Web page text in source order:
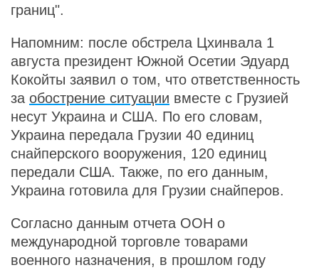
границ".
Напомним: после обстрела Цхинвала 1
августа президент Южной Осетии Эдуард
Кокойты заявил о том, что ответственность
за обострение ситуации вместе с Грузией
несут Украина и США. По его словам,
Украина передала Грузии 40 единиц
снайперского вооружения, 120 единиц
передали США. Также, по его данным,
Украина готовила для Грузии снайперов.
Согласно данным отчета ООН о
международной торговле товарами
военного назначения, в прошлом году